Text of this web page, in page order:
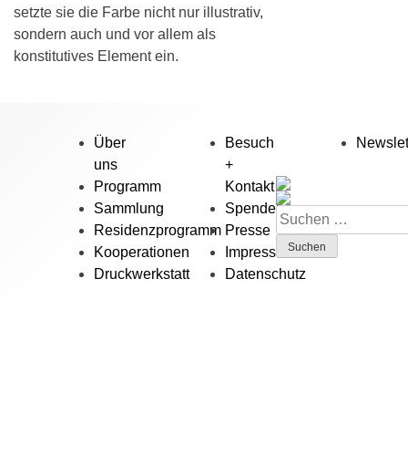
setzte sie die Farbe nicht nur illustrativ,
sondern auch und vor allem als
konstitutives Element ein.
Über
uns
Programm
Sammlung
Residenzprogramm
Kooperationen
Druckwerkstatt
Besuch
+
Kontakt
Spenden
Presse
Impressum
Datenschutz
Suchen
nach: